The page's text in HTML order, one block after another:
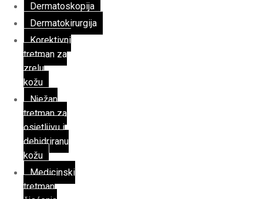
Dermatoskopija
Dermatokirurgija
Korektivni
tretman za
zrelu
kožu
Nježan
tretman za
osjetljivu i
dehidriranu
kožu
Medicinski
tretman